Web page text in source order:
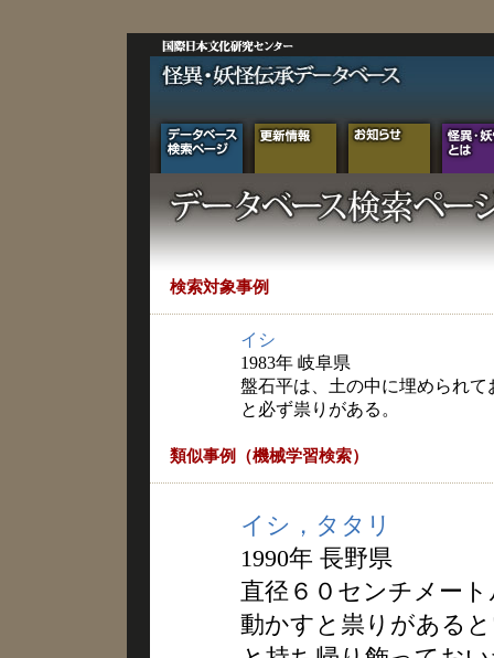
検索対象事例
イシ
1983年 岐阜県
盤石平は、土の中に埋められ
と必ず祟りがある。
類似事例（機械学習検索）
イシ，タタリ
1990年 長野県
直径６０センチメー
動かすと祟りがある